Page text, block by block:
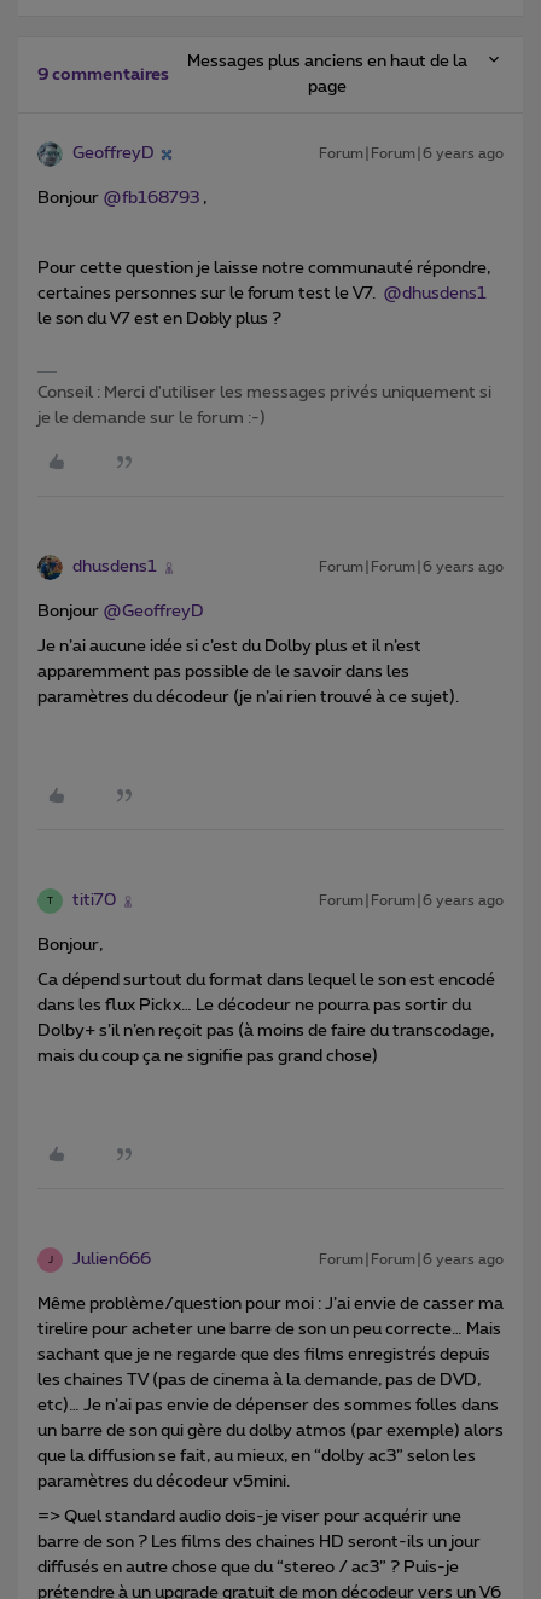
9 commentaires
Messages plus anciens en haut de la
page
GeoffreyD Forum|Forum|6 years ago
Bonjour @fb168793 ,
Pour cette question je laisse notre communauté répondre,
certaines personnes sur le forum test le V7. @dhusdens1
le son du V7 est en Dobly plus ?
Conseil : Merci d'utiliser les messages privés uniquement si
je le demande sur le forum :-)
dhusdens1 Forum|Forum|6 years ago
Bonjour @GeoffreyD
Je n’ai aucune idée si c’est du Dolby plus et il n’est
apparemment pas possible de le savoir dans les
paramètres du décodeur (je n’ai rien trouvé à ce sujet).
T titi70 Forum|Forum|6 years ago
Bonjour,
Ca dépend surtout du format dans lequel le son est encodé
dans les flux Pickx… Le décodeur ne pourra pas sortir du
Dolby+ s’il n’en reçoit pas (à moins de faire du transcodage,
mais du coup ça ne signifie pas grand chose)
Julien666 Forum|Forum|6 years ago
Même problème/question pour moi : J’ai envie de casser ma
tirelire pour acheter une barre de son un peu correcte… Mais
sachant que je ne regarde que des films enregistrés depuis
les chaines TV (pas de cinema à la demande, pas de DVD,
etc)… Je n’ai pas envie de dépenser des sommes folles dans
un barre de son qui gère du dolby atmos (par exemple) alors
que la diffusion se fait, au mieux, en “dolby ac3” selon les
paramètres du décodeur v5mini.
=> Quel standard audio dois-je viser pour acquérir une
barre de son ? Les films des chaines HD seront-ils un jour
diffusés en autre chose que du “stereo / ac3” ? Puis-je
prétendre à un upgrade gratuit de mon décodeur vers un V6